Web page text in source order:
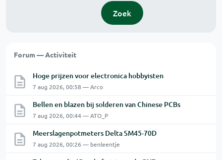
Zoek
Forum — Activiteit
Hoge prijzen voor electronica hobbyisten
7 aug 2026, 00:58 — Arco
Bellen en blazen bij solderen van Chinese PCBs
7 aug 2026, 00:44 — ATO_P
Meerslagenpotmeters Delta SM45-70D
7 aug 2026, 00:26 — benleentje